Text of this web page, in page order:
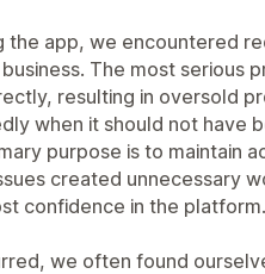
the app, we encountered
The most serious
resulting in oversold
when it should not have
purpose is to maintain
created unnecessary
confidence in the platform.
we often found